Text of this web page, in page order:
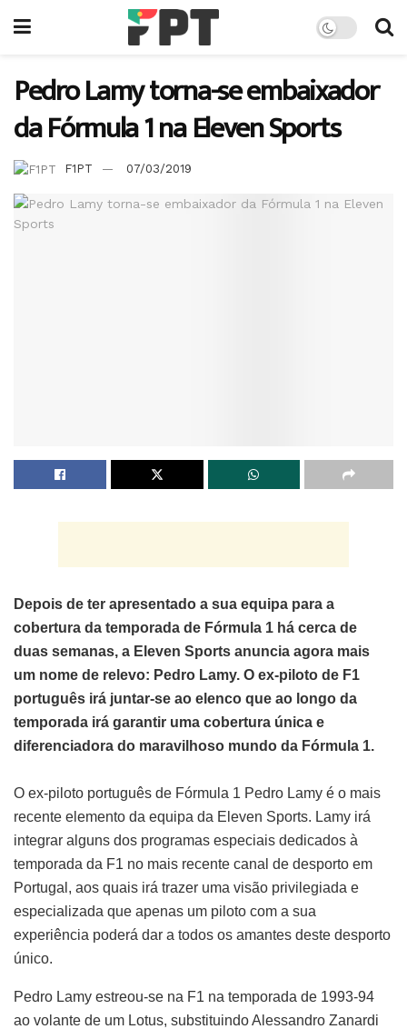
Pedro Lamy torna-se embaixador
da Fórmula 1 na Eleven Sports
F1PT 07/03/2019
Depois de ter apresentado a sua equipa para a
cobertura da temporada de Fórmula 1 há cerca de
duas semanas, a Eleven Sports anuncia agora mais
um nome de relevo: Pedro Lamy. O ex-piloto de F1
português irá juntar-se ao elenco que ao longo da
temporada irá garantir uma cobertura única e
diferenciadora do maravilhoso mundo da Fórmula 1.
O ex-piloto português de Fórmula 1 Pedro Lamy é o mais
recente elemento da equipa da Eleven Sports. Lamy irá
integrar alguns dos programas especiais dedicados à
temporada da F1 no mais recente canal de desporto em
Portugal, aos quais irá trazer uma visão privilegiada e
especializada que apenas um piloto com a sua
experiência poderá dar a todos os amantes deste desporto
único.
Pedro Lamy estreou-se na F1 na temporada de 1993-94
ao volante de um Lotus, substituindo Alessandro Zanardi